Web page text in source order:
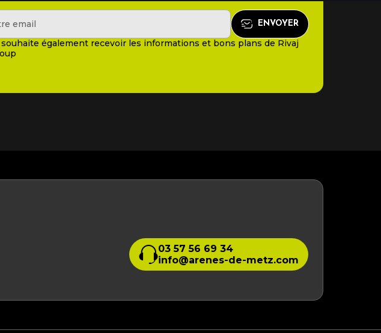
souhaite également recevoir les informations et bons plans de Rivaj
03 57 56 69 34
info@arenes-de-metz.com